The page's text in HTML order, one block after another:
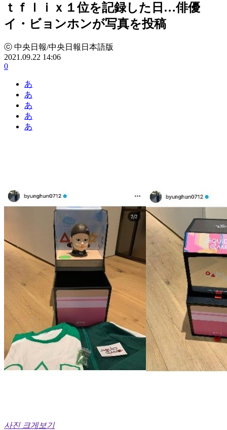
ｔｆｌｉｘ１位を記録した日…俳優
イ・ビョンホンが写真を投稿
ⓒ 中央日報/中央日報日本語版
2021.09.22 14:06
0
あ
あ
あ
あ
あ
사진 크게보기